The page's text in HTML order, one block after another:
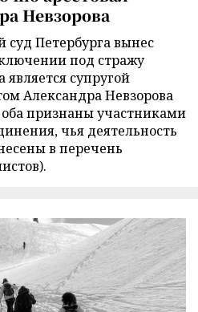
Невзорова
Петербурга вынес
под стражу
супругой
Александра Невзорова
признаны участниками
чья деятельность
в перечень